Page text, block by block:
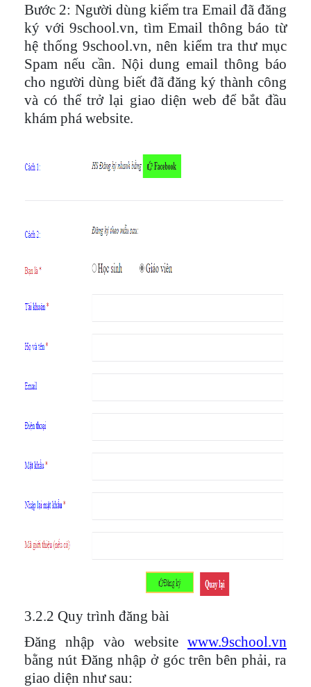
Bước 2: Người dùng kiểm tra Email đã đăng
ký với 9school.vn, tìm Email thông báo từ
hệ thống 9school.vn, nên kiểm tra thư mục
Spam nếu cần. Nội dung email thông báo
cho người dùng biết đã đăng ký thành công
và có thể trở lại giao diện web để bắt đầu
khám phá website.
3.2.2 Quy trình đăng bài
Đăng nhập vào website www.9school.vn
bằng nút Đăng nhập ở góc trên bên phải, ra
giao diện như sau: